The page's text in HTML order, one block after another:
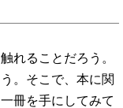
れることだろう。
。そこで、本に関
冊を手にしてみて